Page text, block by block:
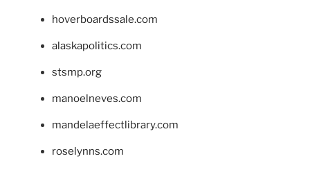
hoverboardssale.com
alaskapolitics.com
stsmp.org
manoelneves.com
mandelaeffectlibrary.com
roselynns.com